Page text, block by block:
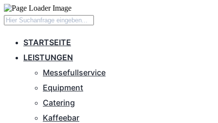
STARTSEITE
LEISTUNGEN
Messefullservice
Equipment
Catering
Kaffeebar